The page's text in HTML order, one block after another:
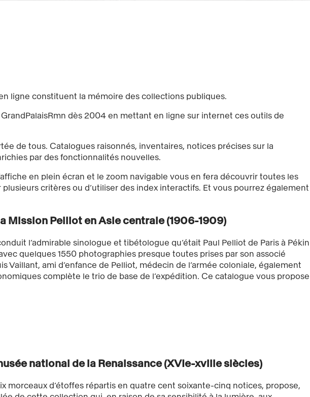
ligne constituent la mémoire des collections publiques.
dès 2004 en mettant en ligne sur internet ces outils de
de tous. Catalogues raisonnés, inventaires, notices précises sur la
par des fonctionnalités nouvelles.
en plein écran et le zoom navigable vous en fera découvrir toutes les
critères ou d’utiliser des index interactifs. Et vous pourrez également
Mission Pelliot en Asie centrale (1906-1909)
l’admirable sinologue et tibétologue qu’était Paul Pelliot de Paris à Pékin
quelques 1550 photographies presque toutes prises par son associé
Vaillant, ami d’enfance de Pelliot, médecin de l’armée coloniale, également
complète le trio de base de l’expédition. Ce catalogue vous propose
national de la Renaissance (XVIe-xviiie siècles)
morceaux d’étoffes répartis en quatre cent soixante-cinq notices, propose,